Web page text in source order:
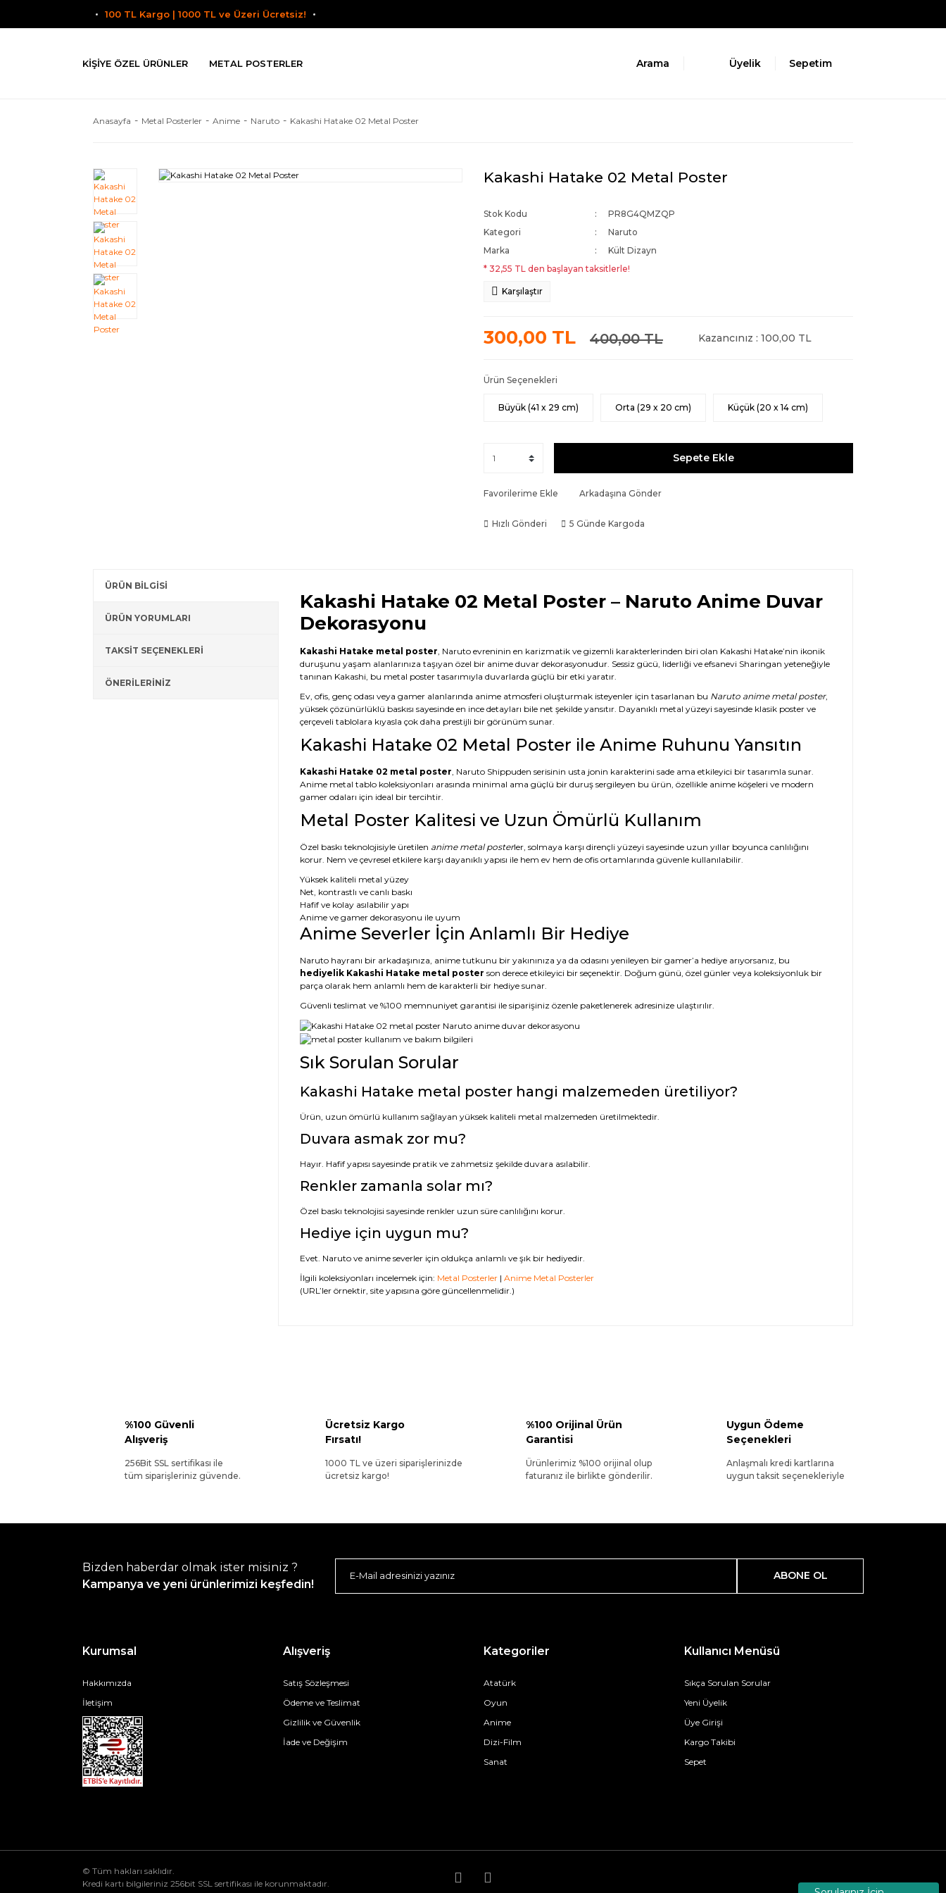
100 TL Kargo | 1000 TL ve Üzeri Ücretsiz!
KIŞIYE ÖZEL ÜRÜNLER METAL POSTERLER Arama Üyelik Sepetim
Anasayfa Metal Posterler Anime Naruto Kakashi Hatake 02 Metal Poster
Kakashi Hatake 02 Metal Poster
Stok Kodu
PR8G4QMZQP
Kategori
Naruto
Marka
Kült Dizayn
* 32,55 TL den başlayan taksitlerle!
Karşılaştır
300,00 TL 400,00 TL Kazancınız : 100,00 TL
Ürün Seçenekleri
Büyük (41 x 29 cm) Orta (29 x 20 cm) Küçük (20 x 14 cm)
Sepete Ekle
Favorilerime Ekle Arkadaşına Gönder
Hızlı Gönderi 5 Günde Kargoda
ÜRÜN BİLGİSİ
ÜRÜN YORUMLARI
TAKSİT SEÇENEKLERİ
ÖNERİLERİNİZ
Kakashi Hatake 02 Metal Poster – Naruto Anime Duvar
Dekorasyonu
Kakashi Hatake metal poster, Naruto evreninin en karizmatik ve gizemli karakterlerinden biri olan Kakashi Hatake’nin ikonik
duruşunu yaşam alanlarınıza taşıyan özel bir anime duvar dekorasyonudur. Sessiz gücü, liderliği ve efsanevi Sharingan yeteneğiyle
tanınan Kakashi, bu metal poster tasarımıyla duvarlarda güçlü bir etki yaratır.
Ev, ofis, genç odası veya gamer alanlarında anime atmosferi oluşturmak isteyenler için tasarlanan bu Naruto anime metal poster,
yüksek çözünürlüklü baskısı sayesinde en ince detayları bile net şekilde yansıtır. Dayanıklı metal yüzeyi sayesinde klasik poster ve
çerçeveli tablolara kıyasla çok daha prestijli bir görünüm sunar.
Kakashi Hatake 02 Metal Poster ile Anime Ruhunu Yansıtın
Kakashi Hatake 02 metal poster, Naruto Shippuden serisinin usta jonin karakterini sade ama etkileyici bir tasarımla sunar.
Anime metal tablo koleksiyonları arasında minimal ama güçlü bir duruş sergileyen bu ürün, özellikle anime köşeleri ve modern
gamer odaları için ideal bir tercihtir.
Metal Poster Kalitesi ve Uzun Ömürlü Kullanım
Özel baskı teknolojisiyle üretilen anime metal posterler, solmaya karşı dirençli yüzeyi sayesinde uzun yıllar boyunca canlılığını
korur. Nem ve çevresel etkilere karşı dayanıklı yapısı ile hem ev hem de ofis ortamlarında güvenle kullanılabilir.
Yüksek kaliteli metal yüzey
Net, kontrastlı ve canlı baskı
Hafif ve kolay asılabilir yapı
Anime ve gamer dekorasyonu ile uyum
Anime Severler İçin Anlamlı Bir Hediye
Naruto hayranı bir arkadaşınıza, anime tutkunu bir yakınınıza ya da odasını yenileyen bir gamer’a hediye arıyorsanız, bu
hediyelik Kakashi Hatake metal poster son derece etkileyici bir seçenektir. Doğum günü, özel günler veya koleksiyonluk bir
parça olarak hem anlamlı hem de karakterli bir hediye sunar.
Güvenli teslimat ve %100 memnuniyet garantisi ile siparişiniz özenle paketlenerek adresinize ulaştırılır.
Sık Sorulan Sorular
Kakashi Hatake metal poster hangi malzemeden üretiliyor?
Ürün, uzun ömürlü kullanım sağlayan yüksek kaliteli metal malzemeden üretilmektedir.
Duvara asmak zor mu?
Hayır. Hafif yapısı sayesinde pratik ve zahmetsiz şekilde duvara asılabilir.
Renkler zamanla solar mı?
Özel baskı teknolojisi sayesinde renkler uzun süre canlılığını korur.
Hediye için uygun mu?
Evet. Naruto ve anime severler için oldukça anlamlı ve şık bir hediyedir.
İlgili koleksiyonları incelemek için: Metal Posterler| Anime Metal Posterler
(URL’ler örnektir, site yapısına göre güncellenmelidir.)
%100 Güvenli
Alışveriş
256Bit SSL sertifikası ile
tüm siparişleriniz güvende.
Ücretsiz Kargo
Fırsatı!
1000 TL ve üzeri siparişlerinizde
ücretsiz kargo!
%100 Orijinal Ürün
Garantisi
Ürünlerimiz %100 orijinal olup
faturanız ile birlikte gönderilir.
Uygun Ödeme
Seçenekleri
Anlaşmalı kredi kartlarına
uygun taksit seçenekleriyle
Bizden haberdar olmak ister misiniz ?
Kampanya ve yeni ürünlerimizi keşfedin!
ABONE OL
Kurumsal
Hakkımızda
İletişim
Alışveriş
Satış Sözleşmesi
Ödeme ve Teslimat
Gizlilik ve Güvenlik
İade ve Değişim
Kategoriler
Atatürk
Oyun
Anime
Dizi-Film
Sanat
Kullanıcı Menüsü
Sıkça Sorulan Sorular
Yeni Üyelik
Üye Girişi
Kargo Takibi
Sepet
© Tüm hakları saklıdır.
Kredi kartı bilgileriniz 256bit SSL sertifikası ile korunmaktadır.